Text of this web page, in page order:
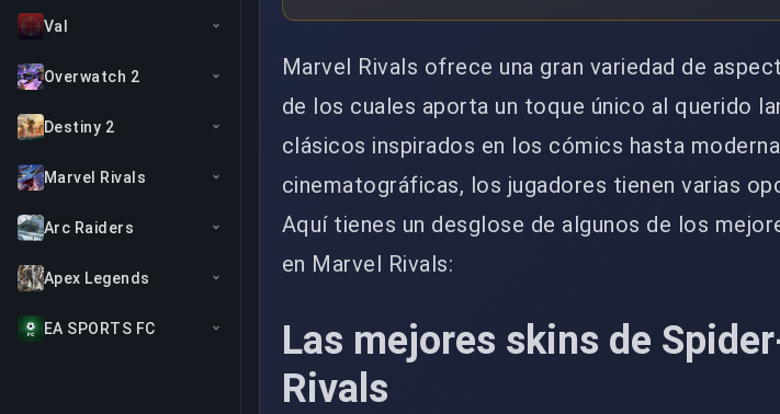
Val
Overwatch 2
Destiny 2
Marvel Rivals
Arc Raiders
Apex Legends
EA SPORTS FC
Marvel Rivals ofrece una gran variedad de
de los cuales aporta un toque único al querido
clásicos inspirados en los cómics hasta
cinematográficas, los jugadores tienen varias
Aquí tienes un desglose de algunos de los
en Marvel Rivals:
Las mejores skins de
Rivals